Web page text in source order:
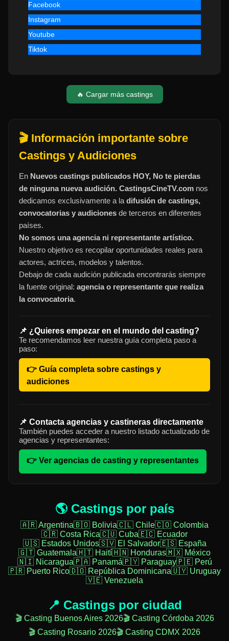
Facebook
Instagram
Youtube
Tiktok
🔥 Cargar más castings
🎬 Información importante sobre
Castings y Audiciones
En Nuevos castings publicados HOY, No te pierdas
de ninguna nueva audición. CastingsCineTV.com nos
dedicamos exclusivamente a ladifusión de castings,
convocatorias y audiciones de terceros en diferentes
países.
No somos una agencia ni representante artístico.
Nuestro objetivo es recopilar oportunidades reales para
actores, actrices, modelos y talentos.
Debajo de cada audición publicada encontrarás siempre
la fuente original: agencia o representante que realiza
la convocatoria.
📌 ¿Quieres empezar en el mundo del casting?
Te recomendamos leer nuestra guía completa paso a
paso:
👉 Guía completa sobre castings y
audiciones
📌 Contacta agencias y castineras directamente
También puedes acceder a nuestro listado actualizado de
agencias y representantes:
👉 Ver agencias de casting y representantes
🌎 Castings por país
🇦🇷 Argentina🇧🇴 Bolivia🇨🇱 Chile🇨🇴 Colombia
🇨🇷 Costa Rica🇨🇺 Cuba🇪🇨 Ecuador
🇺🇸 Estados Unidos🇸🇻 El Salvador🇪🇸 España
🇬🇹 Guatemala🇭🇹 Haití🇭🇳 Honduras🇲🇽 México
🇳🇮 Nicaragua🇵🇦 Panamá🇵🇾 Paraguay🇵🇪 Perú
🇵🇷 Puerto Rico🇩🇴 República Dominicana🇺🇾 Uruguay
🇻🇪 Venezuela
📍 Castings por ciudad
🎬 Casting Buenos Aires 2026🎬 Casting Córdoba 2026
🎬 Casting Rosario 2026🎬 Casting CDMX 2026